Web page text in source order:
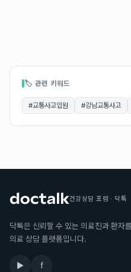
🏷 관련 키워드
#교통사고입원 #강남교통사고
건강상담 포럼 · 닥톡
닥톡은 신뢰할 수 있는 의료진과 환자
의료 상담 플랫폼입니다.
▶ f